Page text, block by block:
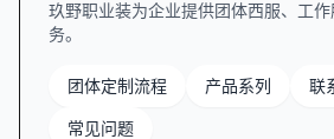
玖野职业装为企业提供团体西服、工
务。
团体定制流程 产品系列 联
常见问题